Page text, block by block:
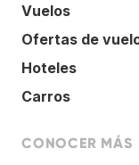
Vuelos
Ofertas de
Hoteles
Carros
CONOCER MÁS